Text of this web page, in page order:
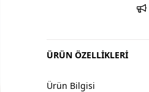
ÜRÜN ÖZELLIKLERI
Ürün Bilgisi